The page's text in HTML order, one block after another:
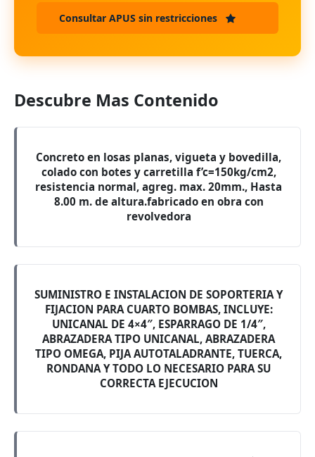
Consultar APUS sin restricciones
Descubre Mas Contenido
Concreto en losas planas, vigueta y bovedilla,
colado con botes y carretilla f’c=150kg/cm2,
resistencia normal, agreg. max. 20mm., Hasta
8.00 m. de altura.fabricado en obra con
revolvedora
SUMINISTRO E INSTALACION DE SOPORTERIA Y
FIJACION PARA CUARTO BOMBAS, INCLUYE:
UNICANAL DE 4×4″, ESPARRAGO DE 1/4″,
ABRAZADERA TIPO UNICANAL, ABRAZADERA
TIPO OMEGA, PIJA AUTOTALADRANTE, TUERCA,
RONDANA Y TODO LO NECESARIO PARA SU
CORRECTA EJECUCION